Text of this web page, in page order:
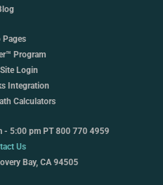
Pages
Program
Login
Integration
Calculators
- 5:00 pm PT 800 770 4959
Us
Bay, CA 94505